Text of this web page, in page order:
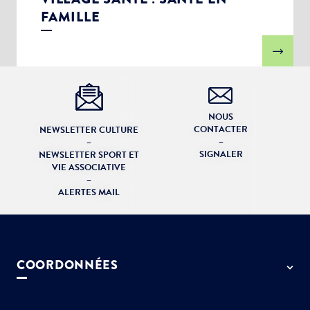
FAMILLE
NEWSLETTER CULTURE
–
NEWSLETTER SPORT ET
VIE ASSOCIATIVE
–
ALERTES MAIL
NOUS
CONTACTER
–
SIGNALER
COORDONNÉES